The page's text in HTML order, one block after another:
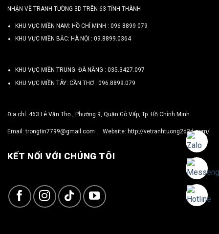
NHẬN VẼ TRANH TƯỜNG 3D TRÊN 63 TỈNH THÀNH
KHU VỰC MIỀN NAM: HỒ CHÍ MINH : 096 8899 079
KHU VỰC MIỀN BẮC: HÀ NỘI : 09.8899.0364
KHU VỰC MIỀN TRUNG: ĐÀ NẴNG : 035.3427.097
KHU VỰC MIỀN TÂY: CẦN THƠ : 096.8899.079
Địa chỉ: 463 Lê Văn Thọ , Phường 9, Quận Gò Vấp, Tp. Hồ Chính Minh
Email:trongtin7799@gmail.com Website: http://vetranhtuong2d3d.com/
KẾT NỐI VỚI CHÚNG TÔI